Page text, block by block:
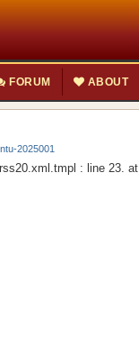
FORUM ABOUT
2025001
: line 23. at